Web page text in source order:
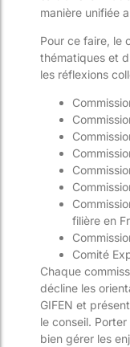
manière unifiée
Pour ce faire, le
thématiques et
les réflexions
filière en
Comité
Chaque
décline les
GIFEN et
le conseil.
bien gérer les